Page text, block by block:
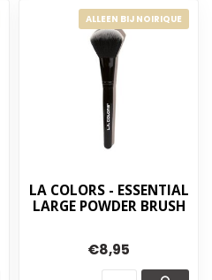
ALLEEN BIJ NOIRIQUE
LA COLORS - ESSENTIAL
LARGE POWDER BRUSH
€8,95